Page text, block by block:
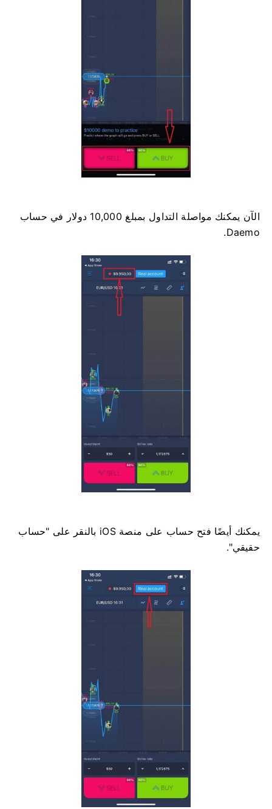
الآن يمكنك مواصلة التداول بمبلغ 10,000 دولار في حساب
Daemo.
يمكنك أيضًا فتح حساب على منصة iOS بالنقر على "حساب
حقيقي".